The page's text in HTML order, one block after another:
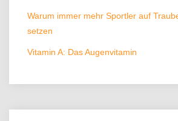
Warum immer mehr Sportler auf
setzen
Vitamin A: Das Augenvitamin